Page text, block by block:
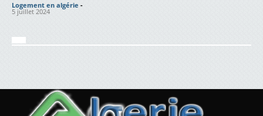
Logement en algérie -
5 juillet 2024